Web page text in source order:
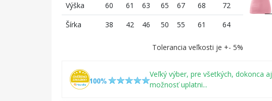
Výška 60 61 63 65 67 68
72
Šírka
38 42 46 50 55 61 64
Tolerancia veľkosti je +- 5%
Veľký výber, pre všetkých, dokonca aj
možnosť uplatni...